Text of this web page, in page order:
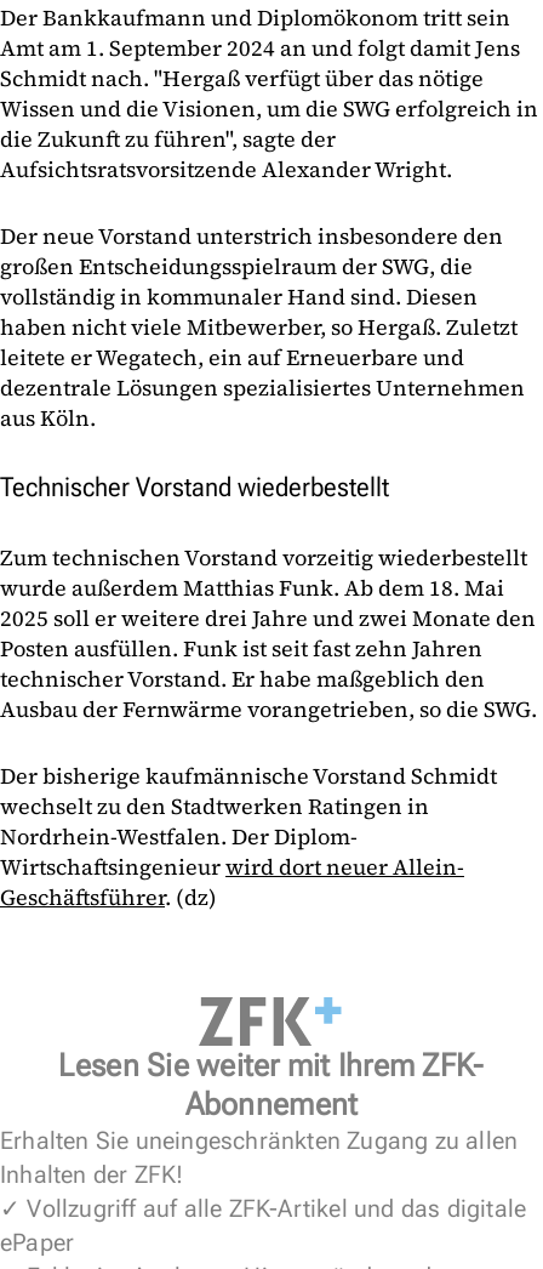
Der Bankkaufmann und Diplomökonom tritt sein
Amt am 1. September 2024 an und folgt damit Jens
Schmidt nach. "Hergaß verfügt über das nötige
Wissen und die Visionen, um die SWG erfolgreich in
die Zukunft zu führen", sagte der
Aufsichtsratsvorsitzende Alexander Wright.
Der neue Vorstand unterstrich insbesondere den
großen Entscheidungsspielraum der SWG, die
vollständig in kommunaler Hand sind. Diesen
haben nicht viele Mitbewerber, so Hergaß. Zuletzt
leitete er Wegatech, ein auf Erneuerbare und
dezentrale Lösungen spezialisiertes Unternehmen
aus Köln.
Technischer Vorstand wiederbestellt
Zum technischen Vorstand vorzeitig wiederbestellt
wurde außerdem Matthias Funk. Ab dem 18. Mai
2025 soll er weitere drei Jahre und zwei Monate den
Posten ausfüllen. Funk ist seit fast zehn Jahren
technischer Vorstand. Er habe maßgeblich den
Ausbau der Fernwärme vorangetrieben, so die SWG.
Der bisherige kaufmännische Vorstand Schmidt
wechselt zu den Stadtwerken Ratingen in
Nordrhein-Westfalen. Der Diplom-
Wirtschaftsingenieurwird dort neuer Allein-
Geschäftsführer. (dz)
Lesen Sie weiter mit Ihrem ZFK-
Abonnement
Erhalten Sie uneingeschränkten Zugang zu allen
Inhalten der ZFK!
✓ Vollzugriff auf alle ZFK-Artikel und das digitale
ePaper